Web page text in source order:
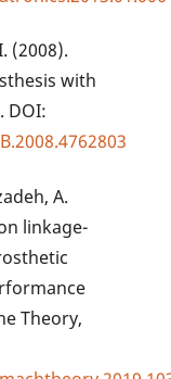
(2008).
with
DOI:
A.
linkage-
Theory,